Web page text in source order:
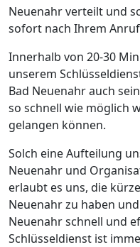
Neuenahr verteilt und
sofort nach Ihrem
Innerhalb von 20-30
unserem
Bad Neuenahr auch
so schnell wie möglich
gelangen können.
Solch eine Aufteilung
Neuenahr und
erlaubt es uns, die
Neuenahr zu haben
Neuenahr schnell und
Schlüsseldienst ist